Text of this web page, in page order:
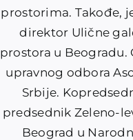
prostorima. Takođe,
direktor Ulične
prostora u Beogradu.
upravnog odbora
Srbije.
predsednik Zeleno-
Beograd u